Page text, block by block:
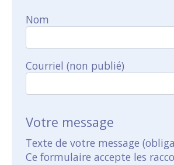
Nom
Courriel (non publié)
Votre message
Texte de votre message
Ce formulaire accepte les